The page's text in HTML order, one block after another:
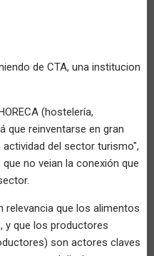
de CTA, una institucion
(hostelería,
que reinventarse en gran
del sector turismo",
no veian la conexión que
relevancia que los alimentos
y que los productores
son actores claves